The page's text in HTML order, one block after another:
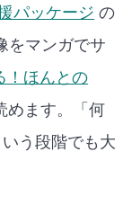
パッケージ の
をマンガでサ
！ほんとの
ます。
「何
う段階でも大